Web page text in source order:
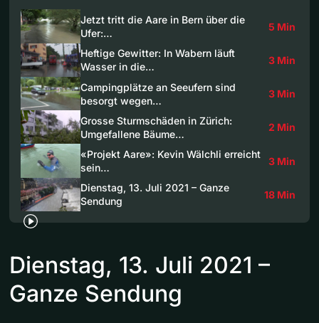
Jetzt tritt die Aare in Bern über die
Ufer:…
5 Min
Heftige Gewitter: In Wabern läuft
Wasser in die…
3 Min
Campingplätze an Seeufern sind
besorgt wegen…
3 Min
Grosse Sturmschäden in Zürich:
Umgefallene Bäume…
2 Min
«Projekt Aare»: Kevin Wälchli erreicht
sein…
3 Min
Dienstag, 13. Juli 2021 – Ganze
Sendung
18 Min
Dienstag, 13. Juli 2021 –
Ganze Sendung